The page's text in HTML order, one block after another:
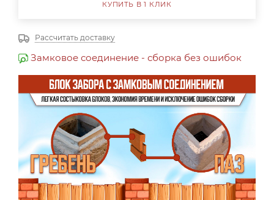
КУПИТЬ В 1 КЛИК
Рассчитать доставку
Замковое соединение - сборка без ошибок